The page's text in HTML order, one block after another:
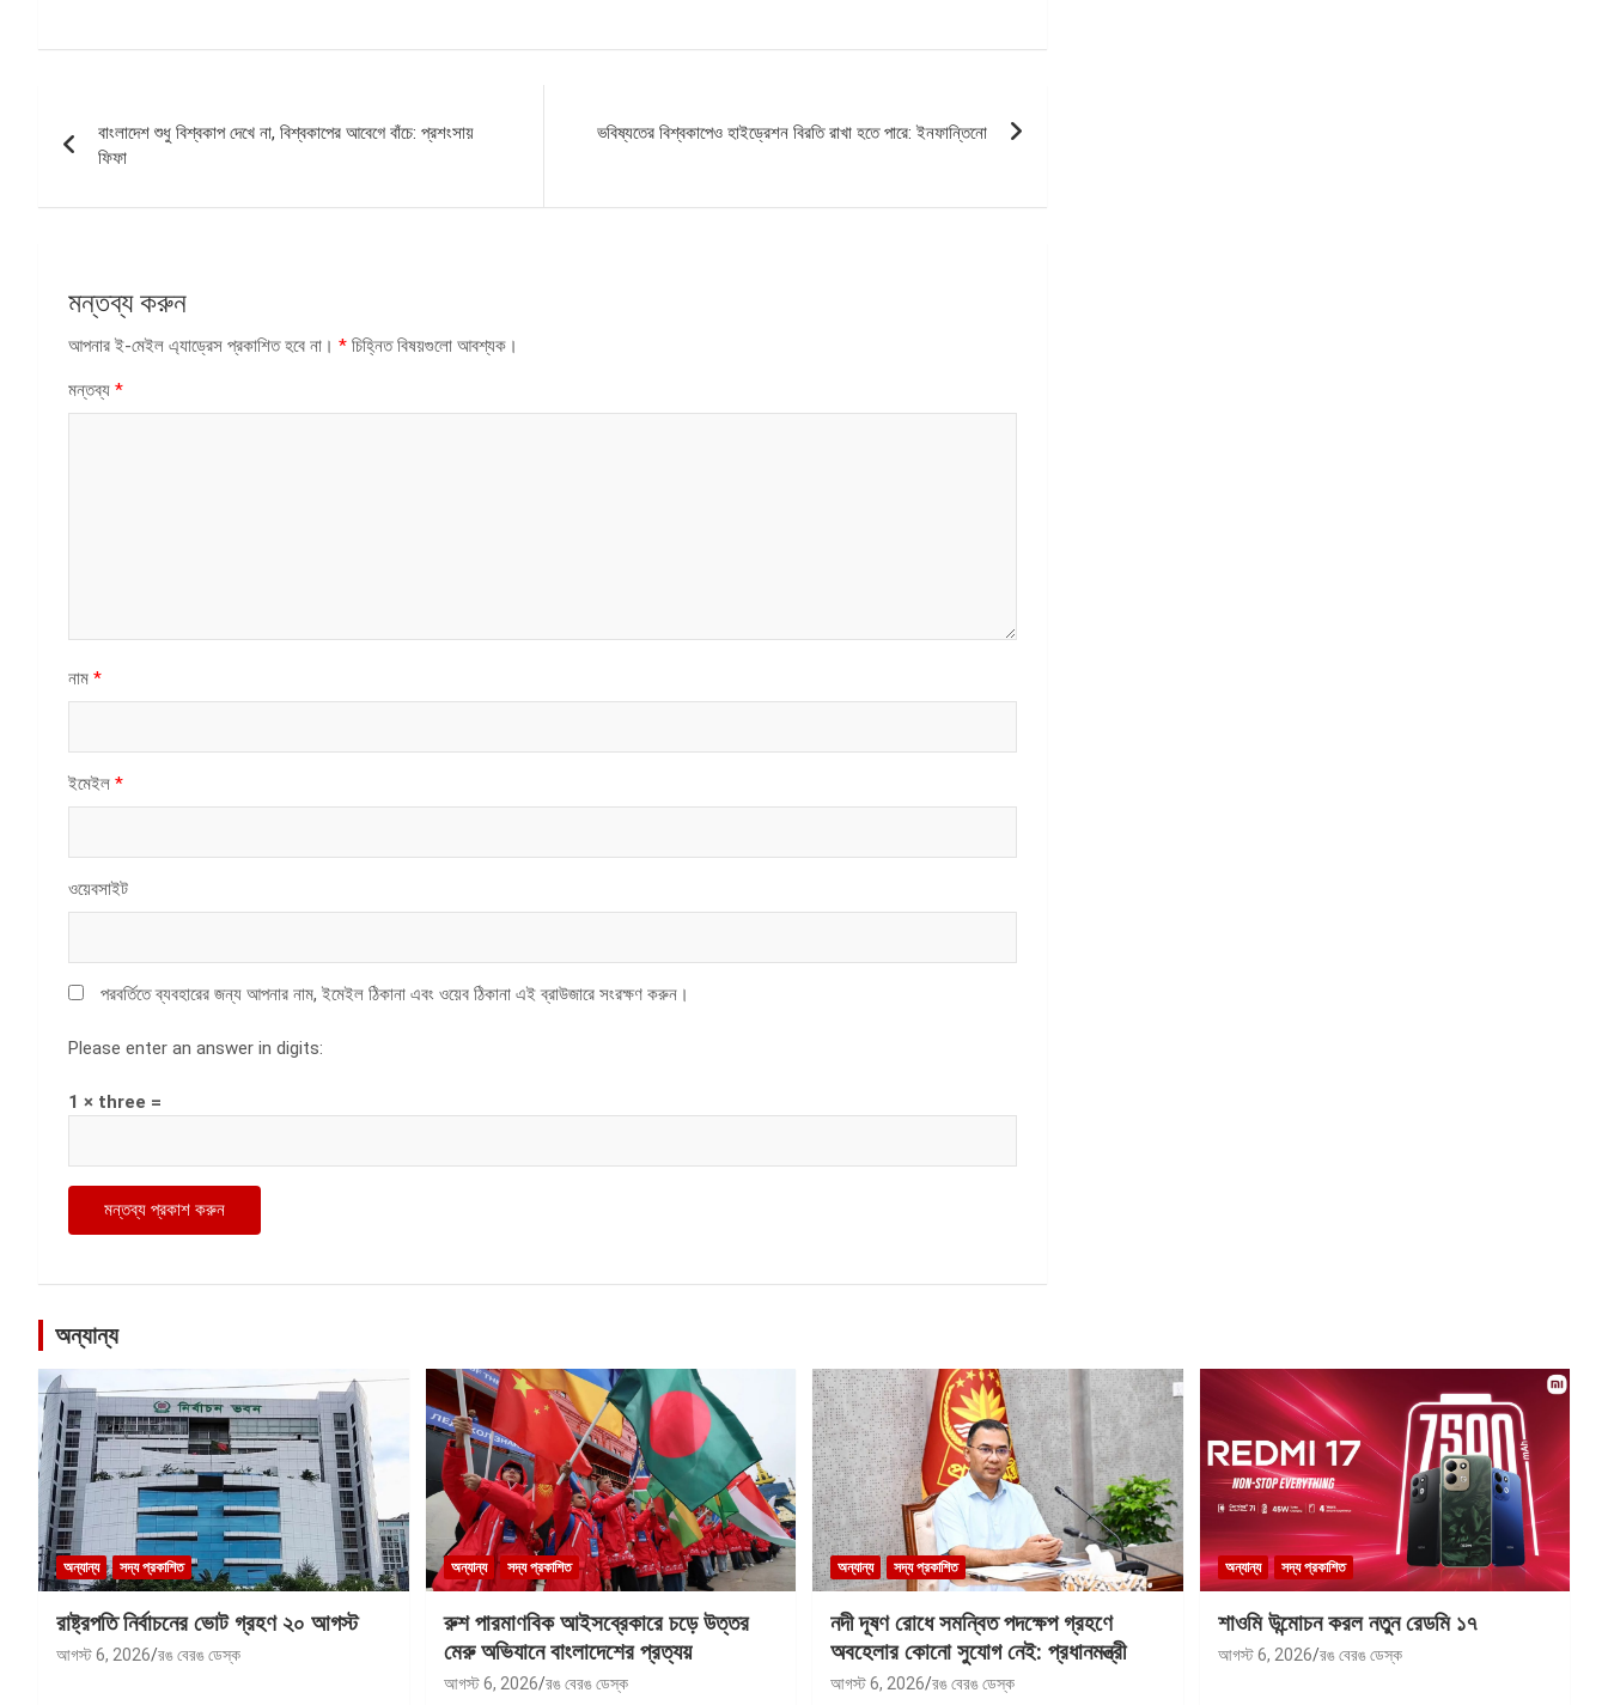
ন্যাভিগেশন
বাংলাদেশ শুধু বিশ্বকাপ দেখে না, বিশ্বকাপের আবেগে বাঁচে: প্রশংসায়
ফিফা
ভবিষ্যতের বিশ্বকাপেও হাইড্রেশন বিরতি রাখা হতে পারে: ইনফান্তিনো
মন্তব্য করুন
আপনার ই-মেইল এ্যাড্রেস প্রকাশিত হবে না। * চিহ্নিত বিষয়গুলো আবশ্যক।
মন্তব্য *
নাম *
ইমেইল *
ওয়েবসাইট
পরবর্তিতে ব্যবহারের জন্য আপনার নাম, ইমেইল ঠিকানা এবং ওয়েব ঠিকানা এই ব্রাউজারে সংরক্ষণ করুন।
Please enter an answer in digits:
1 × three =
অন্যান্য
অন্যান্য সদ্য প্রকাশিত
রাষ্ট্রপতি নির্বাচনের ভোট গ্রহণ ২০ আগস্ট
আগস্ট 6, 2026 রঙ বেরঙ ডেস্ক
অন্যান্য সদ্য প্রকাশিত
রুশ পারমাণবিক আইসব্রেকারে চড়ে উত্তর
মেরু অভিযানে বাংলাদেশের প্রত্যয়
আগস্ট 6, 2026 রঙ বেরঙ ডেস্ক
অন্যান্য সদ্য প্রকাশিত
নদী দূষণ রোধে সমন্বিত পদক্ষেপ গ্রহণে
অবহেলার কোনো সুযোগ নেই: প্রধানমন্ত্রী
আগস্ট 6, 2026 রঙ বেরঙ ডেস্ক
অন্যান্য সদ্য প্রকাশিত
শাওমি উন্মোচন করল নতুন রেডমি ১৭
আগস্ট 6, 2026 রঙ বেরঙ ডেস্ক